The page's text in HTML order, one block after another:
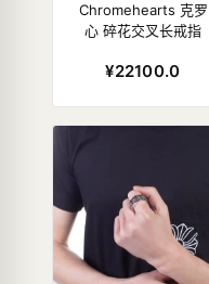
Chromehearts 克罗
心 碎花交叉长戒指
¥22100.0